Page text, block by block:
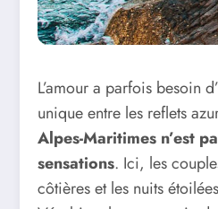
L’amour a parfois besoin
unique entre les reflets
Alpes-Maritimes n’est
sensations. Ici, les
côtières et les nuits